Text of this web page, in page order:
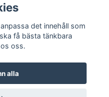
det innehåll som
få bästa tänkbara
oss.
alla